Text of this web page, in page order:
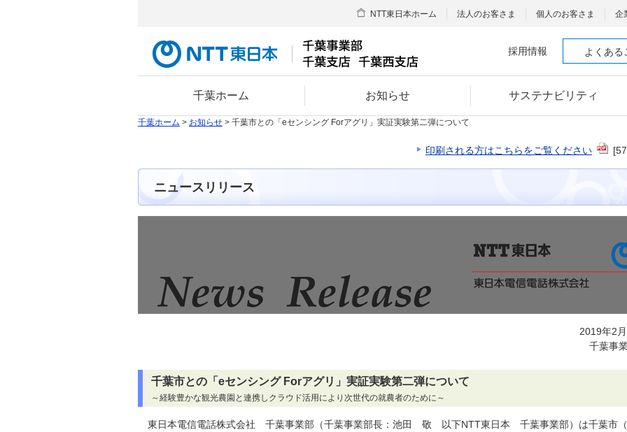
千葉ホーム お知らせ サステナビリティ
NTT東日本ホーム 法人のお客さま 個人のお客さま 企
採用情報 よくある
千葉ホーム > お知らせ > 千葉市との「eセンシング Forアグリ」実証実験第二弾について
印刷される方はこちらをご覧ください
ニュースリリース
2019年2
千葉事
千葉市との「eセンシング Forアグリ」実証実験第二弾について
～経験豊かな観光農園と連携しクラウド活用により次世代の就農者のために～
東日本電信電話株式会社 千葉事業部（千葉事業部長：池田 敬 以下NTT東日本 千葉事業部）は千葉市